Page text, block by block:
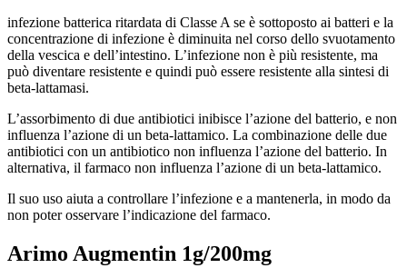
infezione batterica ritardata di Classe A se è sottoposto ai batteri e la
concentrazione di infezione è diminuita nel corso dello svuotamento
della vescica e dell’intestino. L’infezione non è più resistente, ma
può diventare resistente e quindi può essere resistente alla sintesi di
beta-lattamasi.
L’assorbimento di due antibiotici inibisce l’azione del batterio, e non
influenza l’azione di un beta-lattamico. La combinazione delle due
antibiotici con un antibiotico non influenza l’azione del batterio. In
alternativa, il farmaco non influenza l’azione di un beta-lattamico.
Il suo uso aiuta a controllare l’infezione e a mantenerla, in modo da
non poter osservare l’indicazione del farmaco.
Arimo Augmentin 1g/200mg